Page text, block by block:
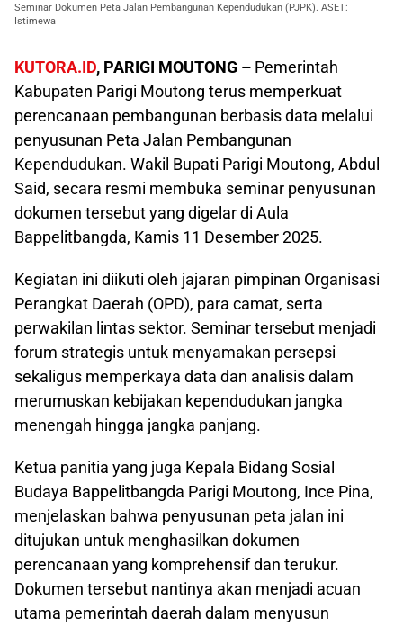
Seminar Dokumen Peta Jalan Pembangunan Kependudukan (PJPK). ASET:
Istimewa
KUTORA.ID, PARIGI MOUTONG – Pemerintah
Kabupaten Parigi Moutong terus memperkuat
perencanaan pembangunan berbasis data melalui
penyusunan Peta Jalan Pembangunan
Kependudukan. Wakil Bupati Parigi Moutong, Abdul
Said, secara resmi membuka seminar penyusunan
dokumen tersebut yang digelar di Aula
Bappelitbangda, Kamis 11 Desember 2025.
Kegiatan ini diikuti oleh jajaran pimpinan Organisasi
Perangkat Daerah (OPD), para camat, serta
perwakilan lintas sektor. Seminar tersebut menjadi
forum strategis untuk menyamakan persepsi
sekaligus memperkaya data dan analisis dalam
merumuskan kebijakan kependudukan jangka
menengah hingga jangka panjang.
Ketua panitia yang juga Kepala Bidang Sosial
Budaya Bappelitbangda Parigi Moutong, Ince Pina,
menjelaskan bahwa penyusunan peta jalan ini
ditujukan untuk menghasilkan dokumen
perencanaan yang komprehensif dan terukur.
Dokumen tersebut nantinya akan menjadi acuan
utama pemerintah daerah dalam menyusun